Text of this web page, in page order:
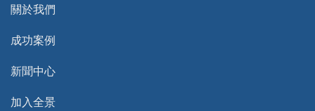
關於我們
成功案例
新聞中心
加入全景